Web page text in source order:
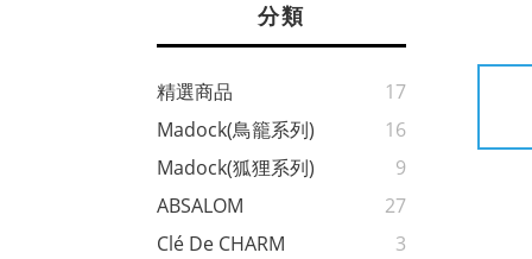
分類
精選商品
17
Madock(鳥籠系列)
16
Madock(狐狸系列)
9
ABSALOM
27
Clé De CHARM
3